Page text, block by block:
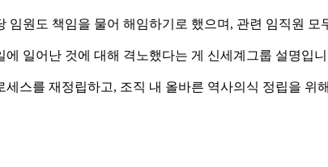
원도 책임을 물어 해임하기로 했으며, 관련 임직원
일어난 것에 대해 격노했다는 게 신세계그룹 설명입
스를 재정립하고, 조직 내 올바른 역사의식 정립을 위